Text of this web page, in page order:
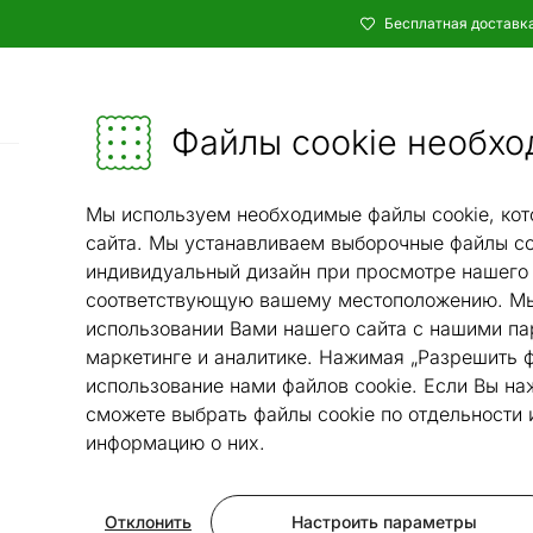
Файлы cookie
Мы используем необходимые файлы cookie,
сайта. Мы устанавливаем выборочные файлы
индивидуальный дизайн при просмотре
соответствующую вашему местоположению.
использовании Вами нашего сайта с нашими
маркетинге и аналитике. Нажимая „Разрешить
использование нами файлов cookie. Если Вы
сможете выбрать файлы cookie по отдельности
информацию о них.
Настроить параметры
Отклонить
Бесплатная
Мебель и убранство - ON24